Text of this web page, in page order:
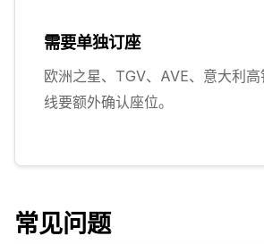
需要单独订座
欧洲之星、TGV、AVE、意大利
线要额外确认座位。
常见问题